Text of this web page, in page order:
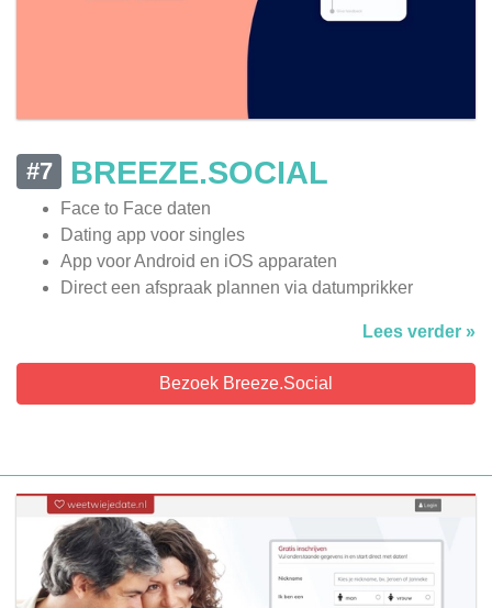
#7 BREEZE.SOCIAL
Face to Face daten
Dating app voor singles
App voor Android en iOS apparaten
Direct een afspraak plannen via datumprikker
Lees verder »
Bezoek Breeze.Social